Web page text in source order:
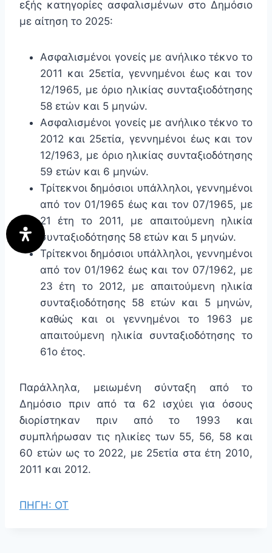
εξής κατηγορίες ασφαλισμένων στο Δημόσιο
με αίτηση το 2025:
Ασφαλισμένοι γονείς με ανήλικο τέκνο το
2011 και 25ετία, γεννημένοι έως και τον
12/1965, με όριο ηλικίας συνταξιοδότησης
58 ετών και 5 μηνών.
Ασφαλισμένοι γονείς με ανήλικο τέκνο το
2012 και 25ετία, γεννημένοι έως και τον
12/1963, με όριο ηλικίας συνταξιοδότησης
59 ετών και 6 μηνών.
Τρίτεκνοι δημόσιοι υπάλληλοι, γεννημένοι
από τον 01/1965 έως και τον 07/1965, με
21 έτη το 2011, με απαιτούμενη ηλικία
συνταξιοδότησης 58 ετών και 5 μηνών.
Τρίτεκνοι δημόσιοι υπάλληλοι, γεννημένοι
από τον 01/1962 έως και τον 07/1962, με
23 έτη το 2012, με απαιτούμενη ηλικία
συνταξιοδότησης 58 ετών και 5 μηνών,
καθώς και οι γεννημένοι το 1963 με
απαιτούμενη ηλικία συνταξιοδότησης το
61ο έτος.
Παράλληλα, μειωμένη σύνταξη από το
Δημόσιο πριν από τα 62 ισχύει για όσους
διορίστηκαν πριν από το 1993 και
συμπλήρωσαν τις ηλικίες των 55, 56, 58 και
60 ετών ως το 2022, με 25ετία στα έτη 2010,
2011 και 2012.
ΠΗΓΗ: ΟΤ